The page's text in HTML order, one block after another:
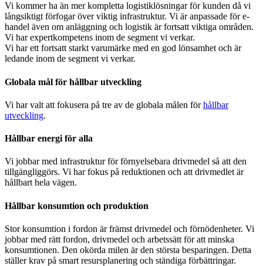
Vi kommer ha än mer kompletta logistiklösningar för kunden då vi
långsiktigt förfogar över viktig infrastruktur. Vi är anpassade för e-
handel även om anläggning och logistik är fortsatt viktiga områden.
Vi har expertkompetens inom de segment vi verkar.
Vi har ett fortsatt starkt varumärke med en god lönsamhet och är
ledande inom de segment vi verkar.
Globala mål för hållbar utveckling
Vi har valt att fokusera på tre av de globala målen förhållbar
utveckling.
Hållbar energi för alla
Vi jobbar med infrastruktur för förnyelsebara drivmedel så att den
tillgängliggörs. Vi har fokus på reduktionen och att drivmedlet är
hållbart hela vägen.
Hållbar konsumtion och produktion
Stor konsumtion i fordon är främst drivmedel och förnödenheter. Vi
jobbar med rätt fordon, drivmedel och arbetssätt för att minska
konsumtionen. Den okörda milen är den största besparingen. Detta
ställer krav på smart resursplanering och ständiga förbättringar.